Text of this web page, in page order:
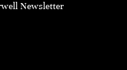
Newsletter